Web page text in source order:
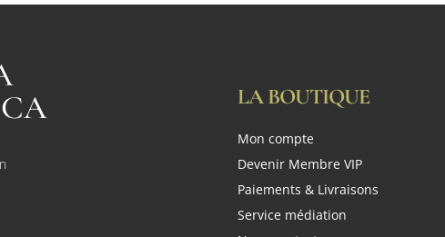
LA BOUTIQUE
Mon compte
Devenir Membre VIP
Paiements & Livraisons
Service médiation